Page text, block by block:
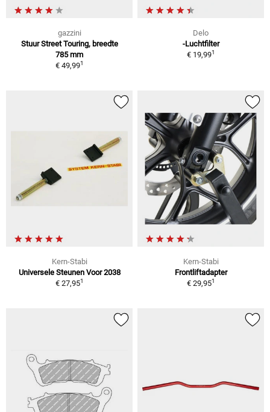
gazzini
Stuur Street Touring, breedte
785 mm
€ 49,991
Delo
-Luchtfilter
€ 19,991
Kern-Stabi
Universele Steunen Voor 2038
€ 27,951
Kern-Stabi
Frontliftadapter
€ 29,951